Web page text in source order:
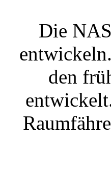
Die
den